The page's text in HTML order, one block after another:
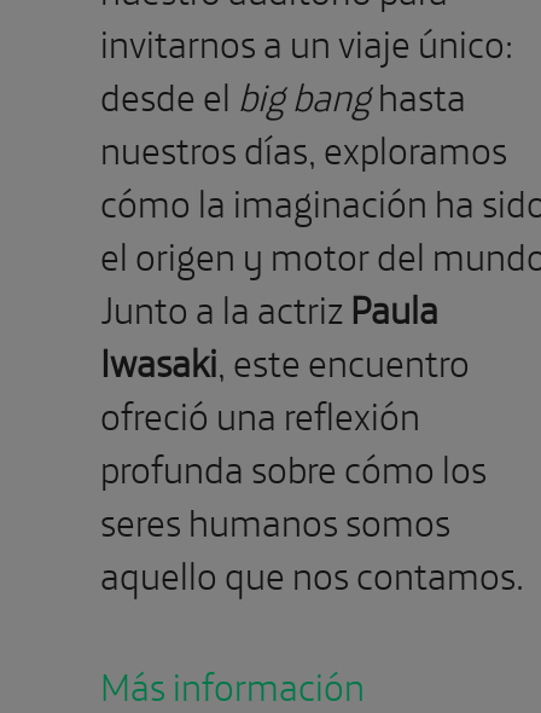
invitarnos a un viaje único:
desde el big banghasta
nuestros días, exploramos
cómo la imaginación ha
el origen y motor del
Junto a la actrizPaula
Iwasaki, este encuentro
ofreció una reflexión
profunda sobre cómo los
seres humanos somos
aquello que nos contamos.
Más información